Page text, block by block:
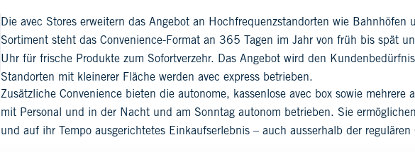
Die avec Stores erweitern das Angebot an Hochfrequenzstandorten wie
Sortiment steht das Convenience-Format an 365 Tagen im Jahr von früh bis spät
Uhr für frische Produkte zum Sofortverzehr. Das Angebot wird den
Standorten mit kleinerer Fläche werden avec express betrieben.
Zusätzliche Convenience bieten die autonome, kassenlose avec box sowie mehrere
mit Personal und in der Nacht und am Sonntag autonom betrieben. Sie
und auf ihr Tempo ausgerichtetes Einkaufserlebnis – auch ausserhalb der